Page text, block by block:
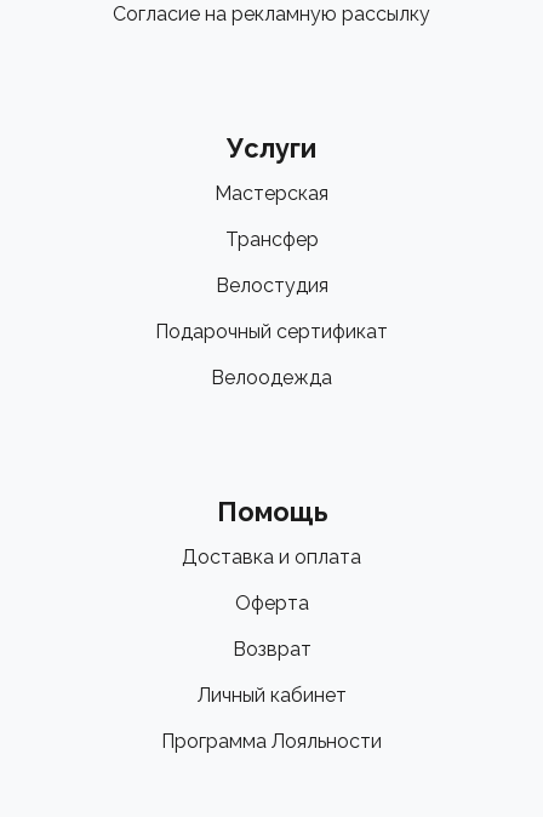
Согласие на рекламную рассылку
Услуги
Мастерская
Трансфер
Велостудия
Подарочный сертификат
Велоодежда
Помощь
Доставка и оплата
Оферта
Возврат
Личный кабинет
Программа Лояльности